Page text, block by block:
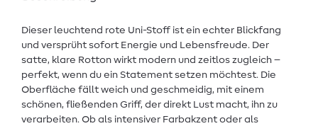
Dieser leuchtend rote Uni-Stoff ist ein echter Blickfang
und versprüht sofort Energie und Lebensfreude. Der
satte, klare Rotton wirkt modern und zeitlos zugleich –
perfekt, wenn du ein Statement setzen möchtest. Die
Oberfläche fällt weich und geschmeidig, mit einem
schönen, fließenden Griff, der direkt Lust macht, ihn zu
verarbeiten. Ob als intensiver Farbakzent oder als